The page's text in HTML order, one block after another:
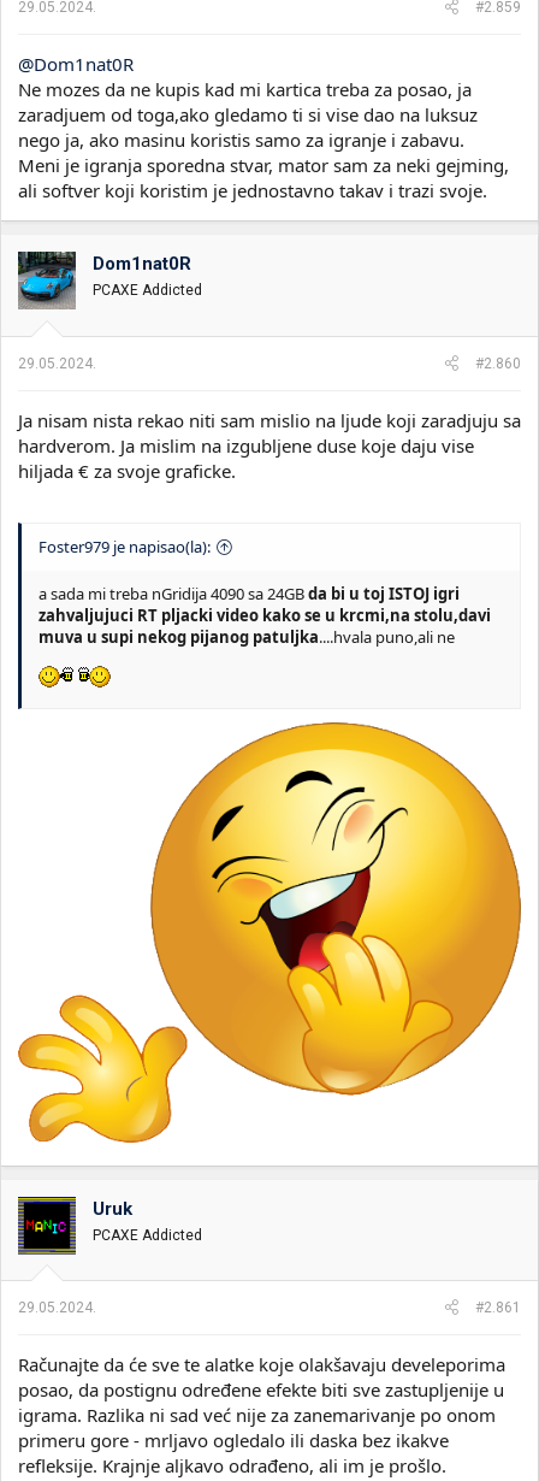
:
29.05.2024. #2.859
@Dom1nat0R
Ne mozes da ne kupis kad mi kartica treba za posao, ja
zaradjuem od toga,ako gledamo ti si vise dao na luksuz
nego ja, ako masinu koristis samo za igranje i zabavu.
Meni je igranja sporedna stvar, mator sam za neki gejming,
ali softver koji koristim je jednostavno takav i trazi svoje.
Dom1nat0R
PCAXE Addicted
29.05.2024. #2.860
Ja nisam nista rekao niti sam mislio na ljude koji zaradjuju sa
hardverom. Ja mislim na izgubljene duse koje daju vise
hiljada € za svoje graficke.
Foster979 je napisao(la):
a sada mi treba nGridija 4090 sa 24GBda bi u toj ISTOJ igri
zahvaljujuci RT pljacki video kako se u krcmi,na stolu,davi
muva u supi nekog pijanog patuljka....hvala puno,ali ne
Uruk
PCAXE Addicted
29.05.2024. #2.861
Računajte da će sve te alatke koje olakšavaju develeporima
posao, da postignu određene efekte biti sve zastupljenije u
igrama. Razlika ni sad već nije za zanemarivanje po onom
primeru gore - mrljavo ogledalo ili daska bez ikakve
refleksije. Krajnje aljkavo odrađeno, ali im je prošlo.